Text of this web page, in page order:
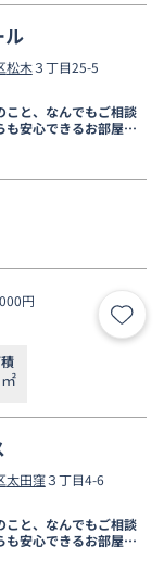
ル
松木３丁目25-5
と、なんでもご相談
も安心できるお部屋探
円
お気
太田窪３丁目4-6
と、なんでもご相談
も安心できるお部屋探